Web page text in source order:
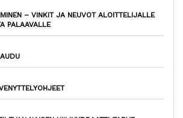
– VINKIT JA NEUVOT ALOITTELIJALLE
PALAAVALLE